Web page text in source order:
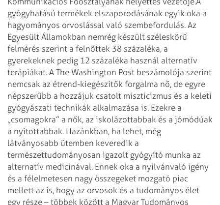
gyógyhatású termékek elszaporodásának egyik oka a
hagyományos orvoslással való szembefordulás. Az
Egyesült Államokban nemrég készült széleskörű
felmérés szerint a felnőttek 38 százaléka, a
gyerekeknek pedig 12 százaléka használ alternatív
terápiákat. A The Washington Post beszámolója szerint
nemcsak az étrend-kiegészítők forgalma nő, de egyre
népszerűbb a hozzájuk csatolt miszticizmus és a keleti
gyógyászati technikák alkalmazása is. Ezekre a
„csomagokra” a nők, az iskolázottabbak és a jómódúak
a nyitottabbak. Hazánkban, ha lehet, még
látványosabb ütemben keveredik a
természettudományosan igazolt gyógyító munka az
alternatív medicinával. Ennek oka a nyilvánvaló igény
és a félelmetesen nagy összegeket mozgató piac
mellett az is, hogy az orvosok és a tudományos élet
egy része – többek között a Magyar Tudományos